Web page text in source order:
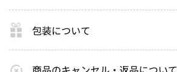
包装について